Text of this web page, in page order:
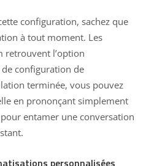
configuration, sachez que
à tout moment. Les
retrouvent l’option
configuration de
terminée, vous pouvez
en prononçant simplement
entamer une conversation
personnalisées